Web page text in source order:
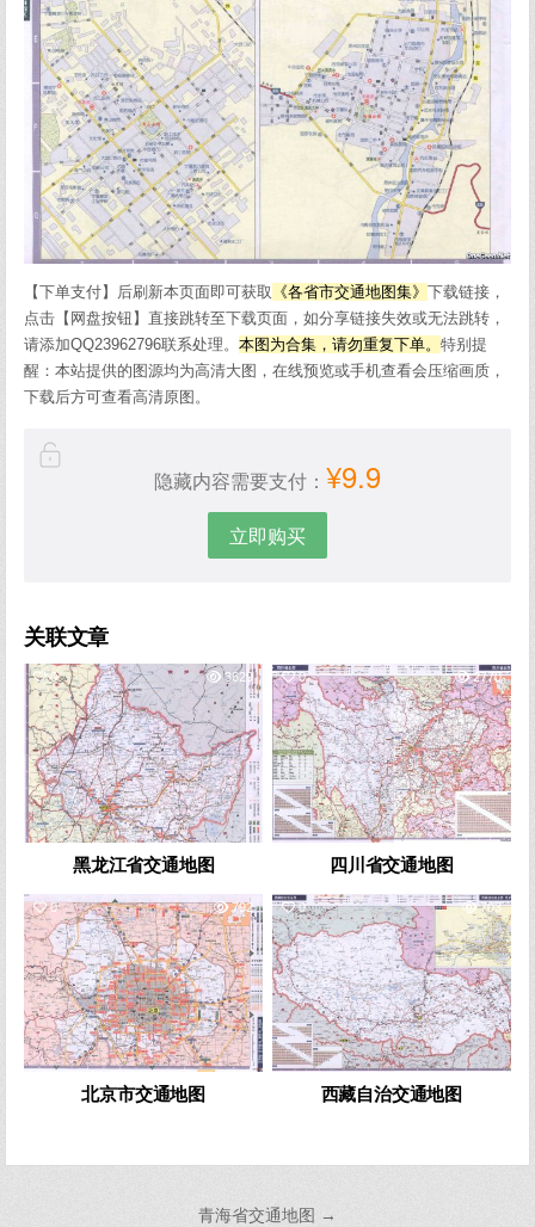
【下单支付】后刷新本页面即可获取 《各省市交通地图集》下载链接，
点击【网盘按钮】直接跳转至下载页面，如分享链接失效或无法跳转，
请添加QQ23962796联系处理。本图为合集，请勿重复下单。特别提
醒：本站提供的图源均为高清大图，在线预览或手机查看会压缩画质，
下载后方可查看高清原图。
隐藏内容需要支付： ¥9.9
立即购买
关联文章
0 3629
黑龙江省交通地图
0 2770
四川省交通地图
0 792
北京市交通地图
0 703
西藏自治交通地图
青海省交通地图 →